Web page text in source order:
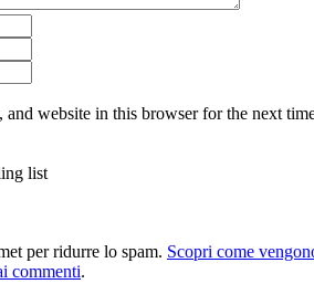
and website in this browser for the next
list
per ridurre lo spam. Scopri come
commenti.